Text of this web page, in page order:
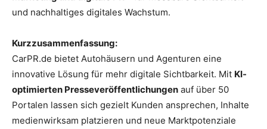
und nachhaltiges digitales Wachstum.
Kurzzusammenfassung:
CarPR.de bietet Autohäusern und Agenturen eine
innovative Lösung für mehr digitale Sichtbarkeit. Mit KI-
optimierten Presseveröffentlichungen auf über 50
Portalen lassen sich gezielt Kunden ansprechen, Inhalte
medienwirksam platzieren und neue Marktpotenziale